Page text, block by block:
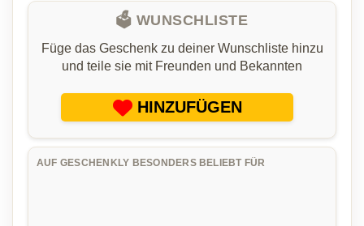
🗳️ WUNSCHLISTE
Füge das Geschenk zu deiner Wunschliste hinzu
und teile sie mit Freunden und Bekannten
HINZUFÜGEN
AUF GESCHENKLY BESONDERS BELIEBT FÜR